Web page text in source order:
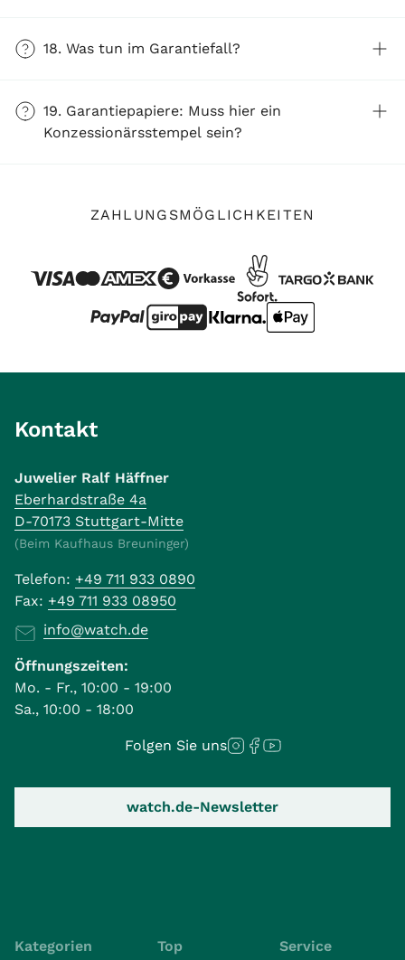
18. Was tun im Garantiefall?
19. Garantiepapiere: Muss hier ein
Konzessionärsstempel sein?
ZAHLUNGSMÖGLICHKEITEN
Kontakt
Juwelier Ralf Häffner
Eberhardstraße 4a
D-70173 Stuttgart-Mitte
(Beim Kaufhaus Breuninger)
Telefon: +49 711 933 0890
Fax: +49 711 933 08950
info@watch.de
Öffnungszeiten:
Mo. - Fr., 10:00 - 19:00
Sa., 10:00 - 18:00
Folgen Sie uns
watch.de-Newsletter
Kategorien
Top
Service